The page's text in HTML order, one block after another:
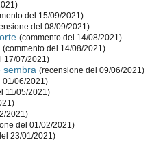
del 15/09/2021)
del 08/09/2021)
(commento del 14/08/2021)
(commento del 14/08/2021)
17/07/2021)
sembra (recensione del 09/06/2021)
01/06/2021)
11/05/2021)
2021)
del 01/02/2021)
23/01/2021)